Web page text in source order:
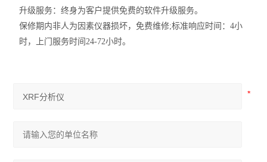
升级服务：终身为客户提供免费的软件升级服务。
保修期内非人为因素仪器损坏，免费维修;标准响应时间：4小
时，上门服务时间24-72小时。